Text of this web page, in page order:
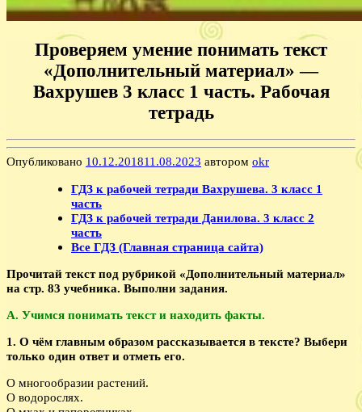
Проверяем умение понимать текст
«Дополнительный материал» —
Вахрушев 3 класс 1 часть. Рабочая
тетрадь
Опубликовано 10.12.201811.08.2023 автором okr
ГДЗ к рабочей тетради Вахрушева. 3 класс 1
часть
ГДЗ к рабочей тетради Данилова. 3 класс 2
часть
Все ГДЗ (Главная страница сайта)
Прочитай текст под рубрикой «Дополнительный материал»
на стр. 83 учебника. Выполни задания.
А. Учимся понимать текст и находить факты.
1. О чём главным образом рассказывается в тексте? Выбери
только один ответ и отметь его.
О многообразии растений.
О водорослях.